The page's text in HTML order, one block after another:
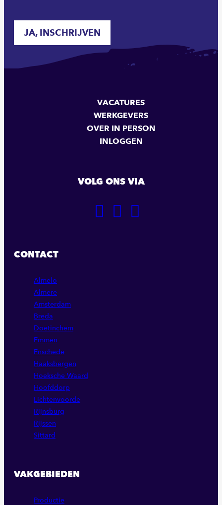
JA, INSCHRIJVEN
VACATURES
WERKGEVERS
OVER IN PERSON
INLOGGEN
VOLG ONS VIA
GA
GA
CONTACT
Almelo
Almere
Amsterdam
Breda
Doetinchem
Emmen
Enschede
Haaksbergen
Hoeksche Waard
Hoofddorp
Lichtenvoorde
Rijnsburg
Rijssen
Sittard
VAKGEBIEDEN
Productie